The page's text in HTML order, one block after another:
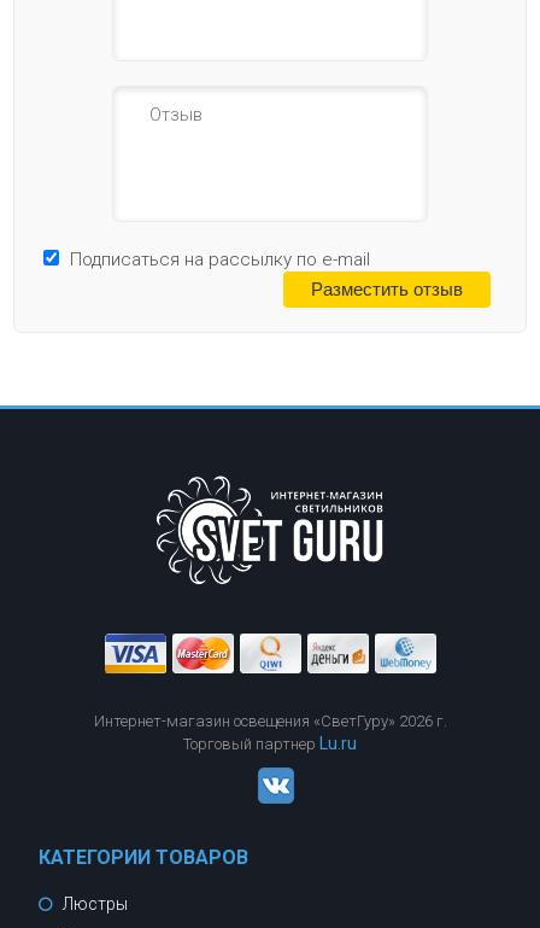
Подписаться на рассылку по e-mail
Интернет-магазин освещения «СветГуру» 2026 г.
Торговый партнер Lu.ru
КАТЕГОРИИ ТОВАРОВ
Люстры